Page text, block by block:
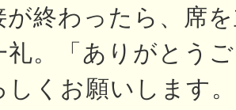
が終わったら、席
礼。「ありがとう
しくお願いします